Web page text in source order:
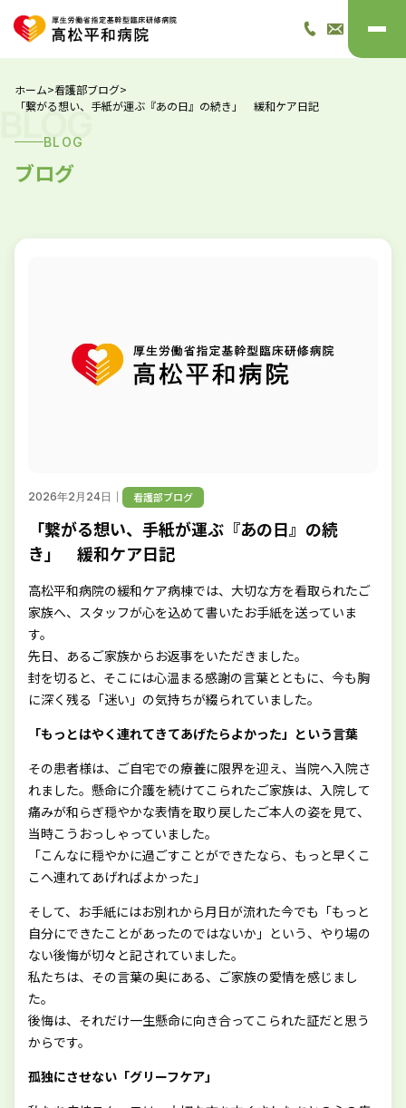
ホーム>看護部ブログ>
「繋がる想い、手紙が運ぶ『あの日』の続き」 緩和ケア日記
BLOG
BLOG
ブログ
2026年2月24日 ｜ 看護部ブログ
「繋がる想い、手紙が運ぶ『あの日』の続
き」 緩和ケア日記
高松平和病院の緩和ケア病棟では、大切な方を看取られたご
家族へ、スタッフが心を込めて書いたお手紙を送っていま
す。
先日、あるご家族からお返事をいただきました。
封を切ると、そこには心温まる感謝の言葉とともに、今も胸
に深く残る「迷い」の気持ちが綴られていました。
「もっとはやく連れてきてあげたらよかった」という言葉
その患者様は、ご自宅での療養に限界を迎え、当院へ入院さ
れました。懸命に介護を続けてこられたご家族は、入院して
痛みが和らぎ穏やかな表情を取り戻したご本人の姿を見て、
当時こうおっしゃっていました。
「こんなに穏やかに過ごすことができたなら、もっと早くこ
こへ連れてあげればよかった」
そして、お手紙にはお別れから月日が流れた今でも「もっと
自分にできたことがあったのではないか」という、やり場の
ない後悔が切々と記されていました。
私たちは、その言葉の奥にある、ご家族の愛情を感じまし
た。
後悔は、それだけ一生懸命に向き合ってこられた証だと思う
からです。
孤独にさせない「グリーフケア」